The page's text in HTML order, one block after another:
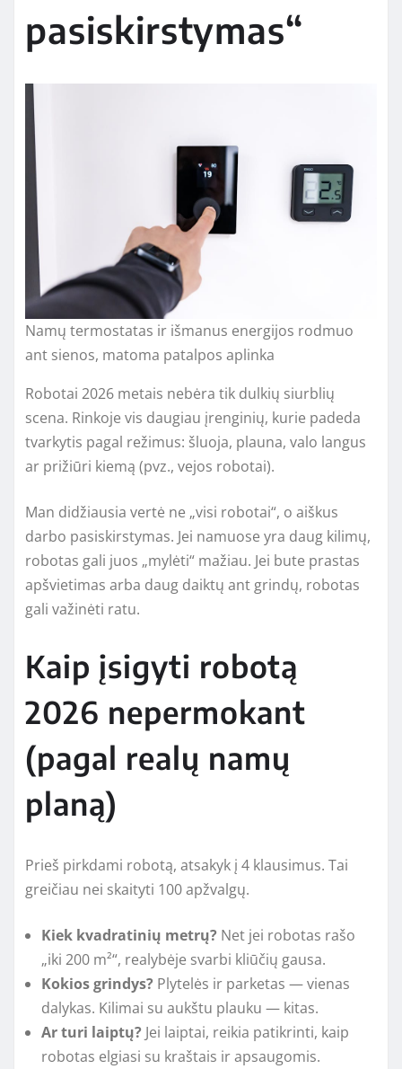
pasiskirstymas“
Namų termostatas ir išmanus energijos rodmuo
ant sienos, matoma patalpos aplinka
Robotai 2026 metais nebėra tik dulkių siurblių
scena. Rinkoje vis daugiau įrenginių, kurie padeda
tvarkytis pagal režimus: šluoja, plauna, valo langus
ar prižiūri kiemą (pvz., vejos robotai).
Man didžiausia vertė ne „visi robotai“, o aiškus
darbo pasiskirstymas. Jei namuose yra daug kilimų,
robotas gali juos „mylėti“ mažiau. Jei bute prastas
apšvietimas arba daug daiktų ant grindų, robotas
gali važinėti ratu.
Kaip įsigyti robotą
2026 nepermokant
(pagal realų namų
planą)
Prieš pirkdami robotą, atsakyk į 4 klausimus. Tai
greičiau nei skaityti 100 apžvalgų.
Kiek kvadratinių metrų? Net jei robotas rašo
„iki 200 m²“, realybėje svarbi kliūčių gausa.
Kokios grindys? Plytelės ir parketas — vienas
dalykas. Kilimai su aukštu plauku — kitas.
Ar turi laiptų? Jei laiptai, reikia patikrinti, kaip
robotas elgiasi su kraštais ir apsaugomis.